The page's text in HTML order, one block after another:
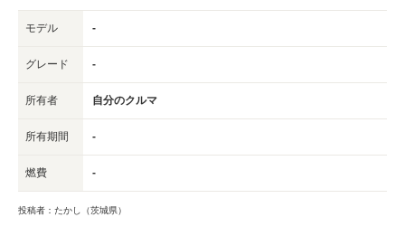
ﾌﾄﾉﾌﾞです！
モデル -
グレード -
所有者 自分のクルマ
所有期間 -
燃費 -
投稿者：たかし（茨城県）